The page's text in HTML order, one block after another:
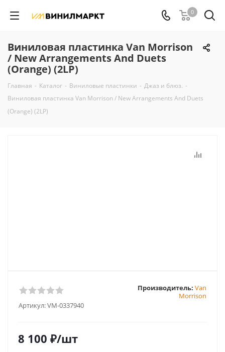
0
Виниловая пластинка Van Morrison
/ New Arrangements And Duets
(Orange) (2LP)
Главная - Каталог - Виниловые пластинки - Джаз и блюз. -
Виниловая пластинка Van Morrison / New Arrangements And Duets
(Orange) (2LP)
Артикул:VM-0337940
Производитель: Van
Morrison
8 100 ₽/шт